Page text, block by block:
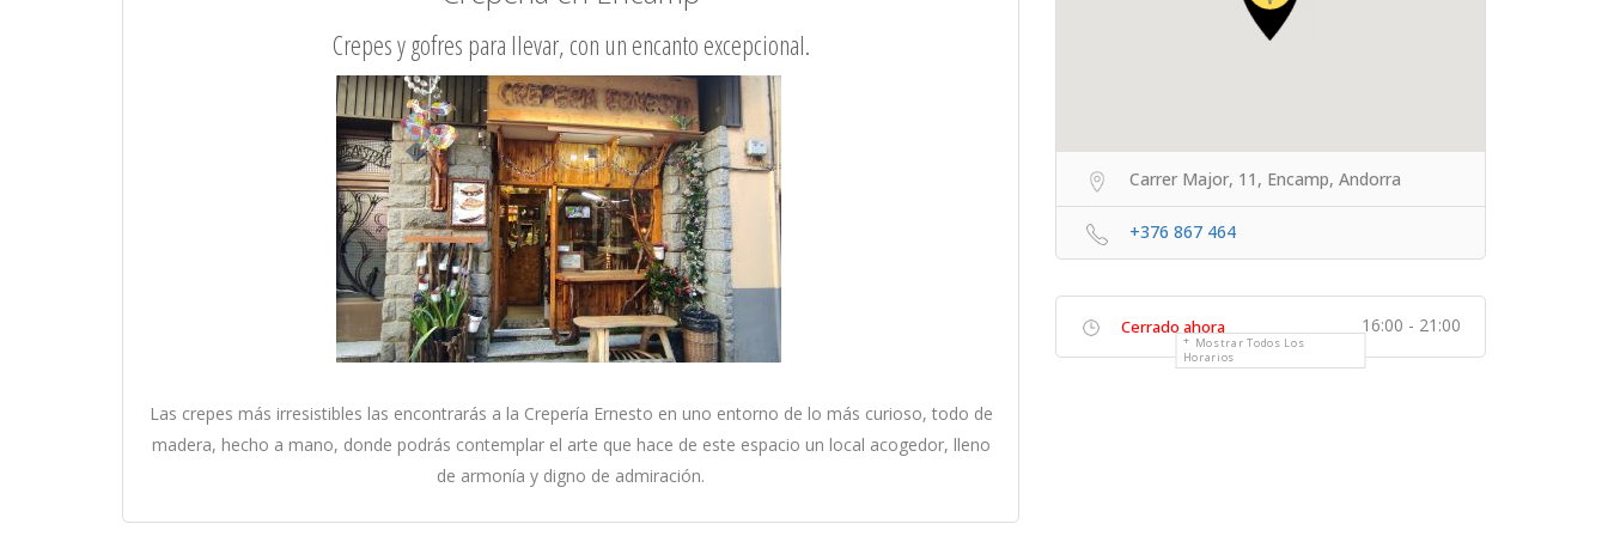
Crepes y gofres para llevar, con un encanto excepcional.
Las crepes más irresistibles las encontrarás a la Crepería Ernesto en uno entorno de lo más curioso, todo de
madera, hecho a mano, donde podrás contemplar el arte que hace de este espacio un local acogedor, lleno
de armonía y digno de admiración.
Carrer Major, 11, Encamp, Andorra
+376 867 464
Cerrado ahora 16:00 - 21:00
Mostrar Todos Los
Horarios